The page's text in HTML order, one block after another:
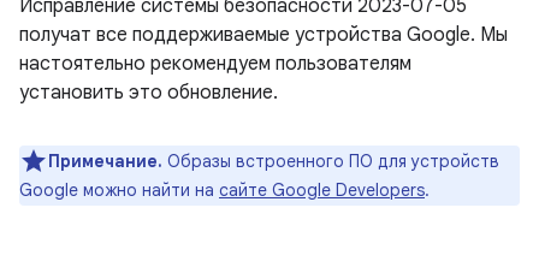
Исправление системы безопасности 2023-07-05
получат все поддерживаемые устройства Google. Мы
настоятельно рекомендуем пользователям
установить это обновление.
Примечание. Образы встроенного ПО для устройств
Google можно найти на сайте Google Developers.